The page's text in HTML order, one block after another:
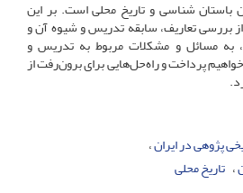
باستان شناسی و تاریخ محلی است. بر این
بررسی تعاریف، سابقه تدریس و شیوه آن و
مسائل و مشکلات مربوط به تدریس و
پرداخت و راه‌حل‌هایی برای برون‌رفت از
پژوهی در ایران
تاریخ محلی